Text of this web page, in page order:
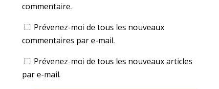
commentaire.
Prévenez-moi de tous les nouveaux
commentaires par e-mail.
Prévenez-moi de tous les nouveaux articles
par e-mail.